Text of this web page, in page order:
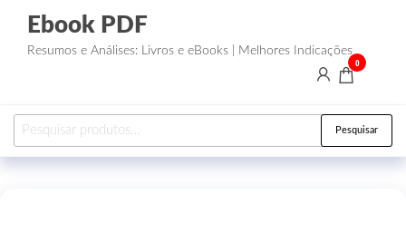
Ebook PDF
Resumos e Análises: Livros e eBooks | Melhores Indicações
0
Pesquisar